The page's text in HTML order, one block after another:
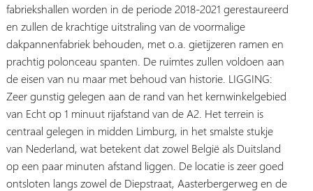
fabriekshallen worden in de periode 2018-2021 gerestaureerd
en zullen de krachtige uitstraling van de voormalige
dakpannenfabriek behouden, met o.a. gietijzeren ramen en
prachtig polonceau spanten. De ruimtes zullen voldoen aan
de eisen van nu maar met behoud van historie. LIGGING:
Zeer gunstig gelegen aan de rand van het kernwinkelgebied
van Echt op 1 minuut rijafstand van de A2. Het terrein is
centraal gelegen in midden Limburg, in het smalste stukje
van Nederland, wat betekent dat zowel België als Duitsland
op een paar minuten afstand liggen. De locatie is zeer goed
ontsloten langs zowel de Diepstraat, Aasterbergerweg en de